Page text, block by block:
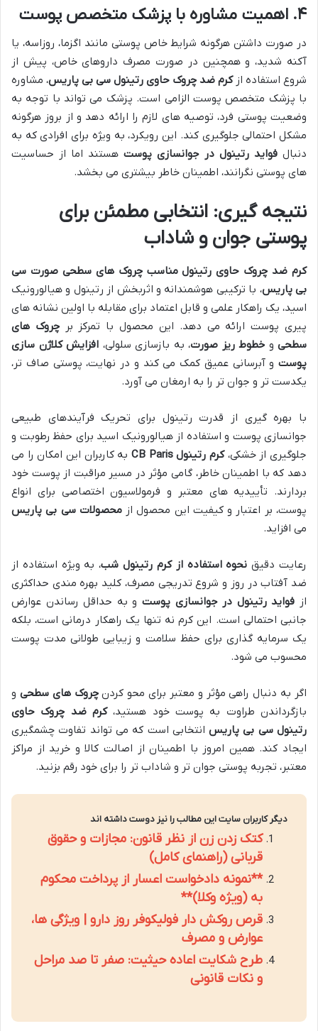
۴. اهمیت مشاوره با پزشک متخصص پوست
در صورت داشتن هرگونه شرایط خاص پوستی مانند اگزما، روزاسه، یا
آکنه شدید، و همچنین در صورت مصرف داروهای خاص، پیش از
شروع استفاده ازکرم ضد چروک حاوی رتینول سی بی پاریس، مشاوره
با پزشک متخصص پوست الزامی است. پزشک می تواند با توجه به
وضعیت پوستی فرد، توصیه های لازم را ارائه دهد و از بروز هرگونه
مشکل احتمالی جلوگیری کند. این رویکرد، به ویژه برای افرادی که به
دنبال فواید رتینول در جوانسازی پوست هستند اما از حساسیت
های پوستی نگرانند، اطمینان خاطر بیشتری می بخشد.
نتیجه گیری: انتخابی مطمئن برای
پوستی جوان و شاداب
کرم ضد چروک حاوی رتینول مناسب چروک های سطحی صورت سی
بی پاریس، با ترکیبی هوشمندانه و اثربخش از رتینول و هیالورونیک
اسید، یک راهکار علمی و قابل اعتماد برای مقابله با اولین نشانه های
پیری پوست ارائه می دهد. این محصول با تمرکز برچروک های
سطحی و خطوط ریز صورت، به بازسازی سلولی، افزایش کلاژن سازی
پوست و آبرسانی عمیق کمک می کند و در نهایت، پوستی صاف تر،
یکدست تر و جوان تر را به ارمغان می آورد.
با بهره گیری از قدرت رتینول برای تحریک فرآیندهای طبیعی
جوانسازی پوست و استفاده از هیالورونیک اسید برای حفظ رطوبت و
جلوگیری از خشکی،کرم رتینول CB Paris
به کاربران این امکان را می
دهد که با اطمینان خاطر، گامی مؤثر در مسیر مراقبت از پوست خود
بردارند. تأییدیه های معتبر و فرمولاسیون اختصاصی برای انواع
پوست، بر اعتبار و کیفیت این محصول ازمحصولات سی بی پاریس
می افزاید.
رعایت دقیق نحوه استفاده از کرم رتینول شب، به ویژه استفاده از
ضد آفتاب در روز و شروع تدریجی مصرف، کلید بهره مندی حداکثری
از فواید رتینول در جوانسازی پوست و به حداقل رساندن عوارض
جانبی احتمالی است. این کرم نه تنها یک راهکار درمانی است، بلکه
یک سرمایه گذاری برای حفظ سلامت و زیبایی طولانی مدت پوست
محسوب می شود.
اگر به دنبال راهی مؤثر و معتبر برای محو کردنچروک های سطحی و
بازگرداندن طراوت به پوست خود هستید،کرم ضد چروک حاوی
رتینول سی بی پاریسانتخابی است که می تواند تفاوت چشمگیری
ایجاد کند. همین امروز با اطمینان از اصالت کالا و خرید از مراکز
معتبر، تجربه پوستی جوان تر و شاداب تر را برای خود رقم بزنید.
دیگر کاربران سایت این مطالب را نیز دوست داشته اند
کتک زدن زن از نظر قانون: مجازات و حقوق
قربانی (راهنمای کامل)
**نمونه دادخواست اعسار از پرداخت محکوم
به (ویژه وکلا)**
قرص روکش دار فولیکوفر روز دارو | ویژگی ها،
عوارض و مصرف
طرح شکایت اعاده حیثیت: صفر تا صد مراحل
و نکات قانونی